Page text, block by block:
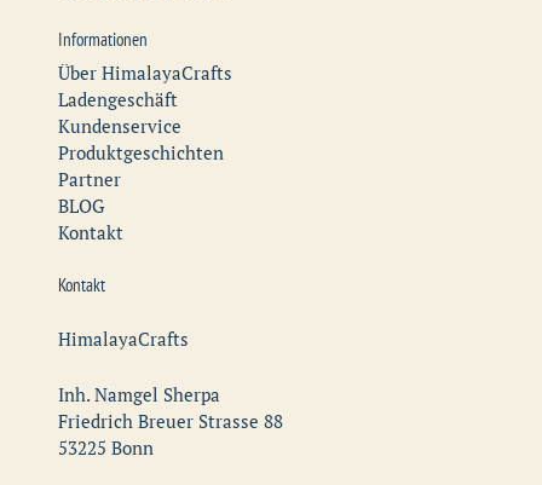
Informationen
Über HimalayaCrafts
Ladengeschäft
Kundenservice
Produktgeschichten
Partner
BLOG
Kontakt
Kontakt
HimalayaCrafts
Inh. Namgel Sherpa
Friedrich Breuer Strasse 88
53225 Bonn